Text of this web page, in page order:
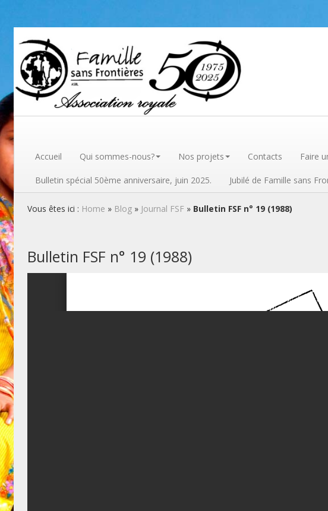
Famille sans frontières
Accueil Qui sommes-nous? Nos projets Contacts Faire
Bulletin spécial 50ème anniversaire, juin 2025. Jubilé de Famille sans
Vous êtes ici : Home » Blog» Journal FSF» Bulletin FSF n° 19 (1988)
Bulletin FSF n° 19 (1988)